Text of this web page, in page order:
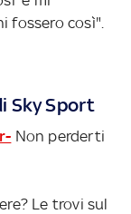
fossero così".
Sky Sport
Non perderti
Le trovi sul